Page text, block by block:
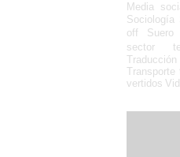
Media
Sociología
off
Suero
sector
Traducción
Transporte
vertidos